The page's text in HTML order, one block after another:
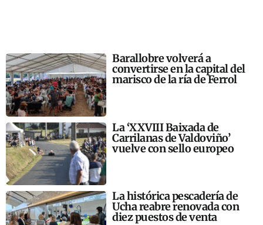
Barallobre volverá a
convertirse en la capital del
marisco de la ría de Ferrol
La ‘XXVIII Baixada de
Carrilanas de Valdoviño’
vuelve con sello europeo
La histórica pescadería de
Ucha reabre renovada con
diez puestos de venta